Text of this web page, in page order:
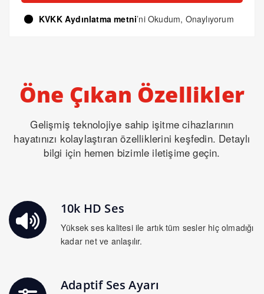
KVKK Aydınlatma metni’ni Okudum, Onaylıyorum
Öne Çıkan Özellikler
Gelişmiş teknolojiye sahip işitme cihazlarının
hayatınızı kolaylaştıran özelliklerini keşfedin. Detaylı
bilgi için hemen bizimle iletişime geçin.
10k HD Ses
Yüksek ses kalitesi ile artık tüm sesler hiç olmadığı
kadar net ve anlaşılır.
Adaptif Ses Ayarı